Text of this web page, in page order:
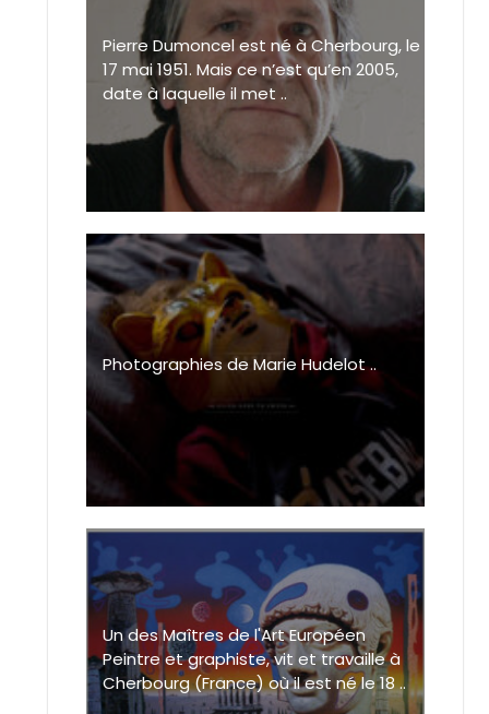
Pierre Dumoncel est né à Cherbourg, le
17 mai 1951. Mais ce n’est qu’en 2005,
date à laquelle il met ..
Photographies de Marie Hudelot ..
Un des Maîtres de l'Art Européen
Peintre et graphiste, vit et travaille à
Cherbourg (France) où il est né le 18 ..